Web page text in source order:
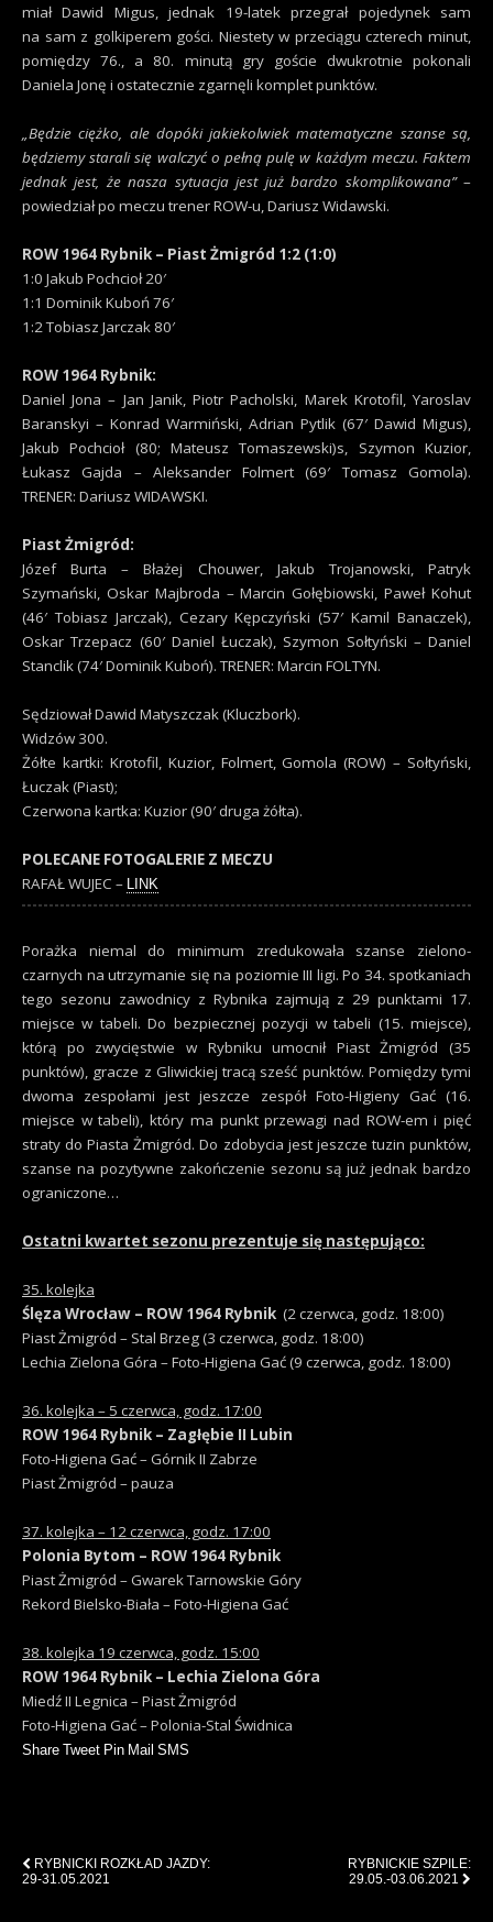
miał Dawid Migus, jednak 19-latek przegrał pojedynek sam
na sam z golkiperem gości. Niestety w przeciągu czterech minut,
pomiędzy 76., a 80. minutą gry goście dwukrotnie pokonali
Daniela Jonę i ostatecznie zgarnęli komplet punktów.
„Będzie ciężko, ale dopóki jakiekolwiek matematyczne szanse są,
będziemy starali się walczyć o pełną pulę w każdym meczu. Faktem
jednak jest, że nasza sytuacja jest już bardzo skomplikowana”–
powiedział po meczu trener ROW-u, Dariusz Widawski.
ROW 1964 Rybnik – Piast Żmigród 1:2 (1:0)
1:0 Jakub Pochcioł 20′
1:1 Dominik Kuboń 76′
1:2 Tobiasz Jarczak 80′
ROW 1964 Rybnik:
Daniel Jona – Jan Janik, Piotr Pacholski, Marek Krotofil, Yaroslav
Baranskyi – Konrad Warmiński, Adrian Pytlik (67′ Dawid Migus),
Jakub Pochcioł (80; Mateusz Tomaszewski)s, Szymon Kuzior,
Łukasz Gajda – Aleksander Folmert (69′ Tomasz Gomola).
TRENER: Dariusz WIDAWSKI.
Piast Żmigród:
Józef Burta – Błażej Chouwer, Jakub Trojanowski, Patryk
Szymański, Oskar Majbroda – Marcin Gołębiowski, Paweł Kohut
(46′ Tobiasz Jarczak), Cezary Kępczyński (57′ Kamil Banaczek),
Oskar Trzepacz (60′ Daniel Łuczak), Szymon Sołtyński – Daniel
Stanclik (74′ Dominik Kuboń). TRENER: Marcin FOLTYN.
Sędziował Dawid Matyszczak (Kluczbork).
Widzów 300.
Żółte kartki: Krotofil, Kuzior, Folmert, Gomola (ROW) – Sołtyński,
Łuczak (Piast);
Czerwona kartka: Kuzior (90′ druga żółta).
POLECANE FOTOGALERIE Z MECZU
RAFAŁ WUJEC – LINK
Porażka niemal do minimum zredukowała szanse zielono-
czarnych na utrzymanie się na poziomie III ligi. Po 34. spotkaniach
tego sezonu zawodnicy z Rybnika zajmują z 29 punktami 17.
miejsce w tabeli. Do bezpiecznej pozycji w tabeli (15. miejsce),
którą po zwycięstwie w Rybniku umocnił Piast Żmigród (35
punktów), gracze z Gliwickiej tracą sześć punktów. Pomiędzy tymi
dwoma zespołami jest jeszcze zespół Foto-Higieny Gać (16.
miejsce w tabeli), który ma punkt przewagi nad ROW-em i pięć
straty do Piasta Żmigród. Do zdobycia jest jeszcze tuzin punktów,
szanse na pozytywne zakończenie sezonu są już jednak bardzo
ograniczone…
Ostatni kwartet sezonu prezentuje się następująco:
35. kolejka
Ślęza Wrocław – ROW 1964 Rybnik (2 czerwca, godz. 18:00)
Piast Żmigród – Stal Brzeg (3 czerwca, godz. 18:00)
Lechia Zielona Góra – Foto-Higiena Gać (9 czerwca, godz. 18:00)
36. kolejka – 5 czerwca, godz. 17:00
ROW 1964 Rybnik – Zagłębie II Lubin
Foto-Higiena Gać – Górnik II Zabrze
Piast Żmigród – pauza
37. kolejka – 12 czerwca, godz. 17:00
Polonia Bytom – ROW 1964 Rybnik
Piast Żmigród – Gwarek Tarnowskie Góry
Rekord Bielsko-Biała – Foto-Higiena Gać
38. kolejka 19 czerwca, godz. 15:00
ROW 1964 Rybnik – Lechia Zielona Góra
Miedź II Legnica – Piast Żmigród
Foto-Higiena Gać – Polonia-Stal Świdnica
Share Tweet Pin Mail SMS
RYBNICKI ROZKŁAD JAZDY:
29-31.05.2021
RYBNICKIE SZPILE:
29.05.-03.06.2021